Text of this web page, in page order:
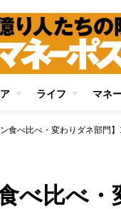
ライフ マネ
べ比べ